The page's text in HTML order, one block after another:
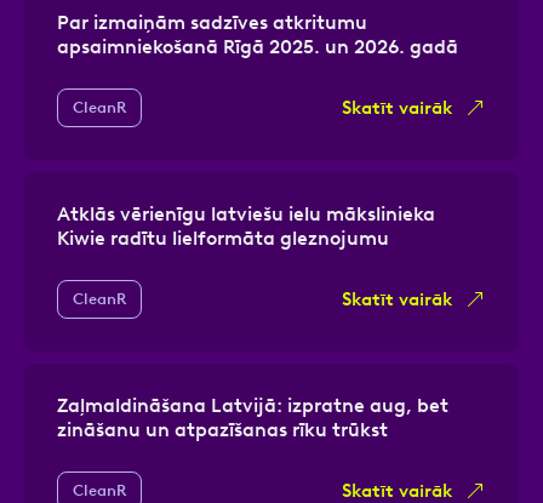
Par izmaiņām sadzīves atkritumu
apsaimniekošanā Rīgā 2025. un 2026. gadā
CleanR Skatīt vairāk
Atklās vērienīgu latviešu ielu mākslinieka
Kiwie radītu lielformāta gleznojumu
CleanR Skatīt vairāk
Zaļmaldināšana Latvijā: izpratne aug, bet
zināšanu un atpazīšanas rīku trūkst
CleanR Skatīt vairāk